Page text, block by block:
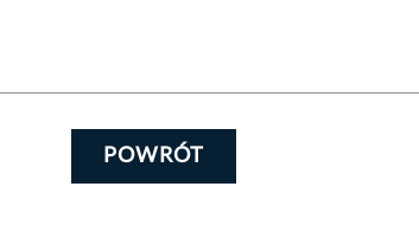
POWRÓT